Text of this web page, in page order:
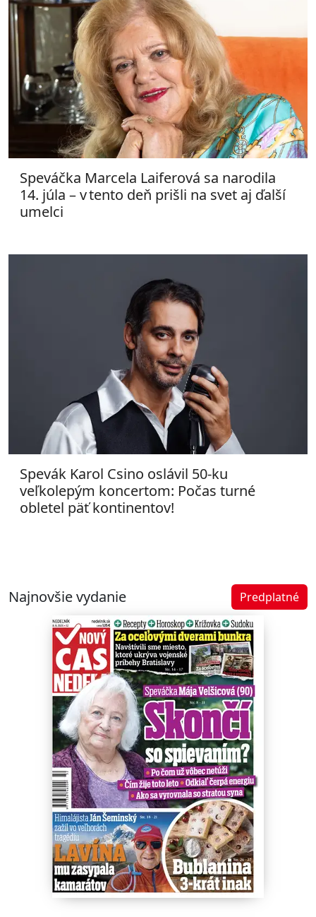
Speváčka Marcela Laiferová sa narodila
14. júla – v tento deň prišli na svet aj ďalší
umelci
Spevák Karol Csino oslávil 50-ku
veľkolepým koncertom: Počas turné
obletel päť kontinentov!
Najnovšie vydanie Predplatné